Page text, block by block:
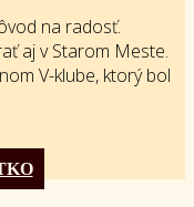
na radosť.
aj v Starom Meste.
V-klube, ktorý bol